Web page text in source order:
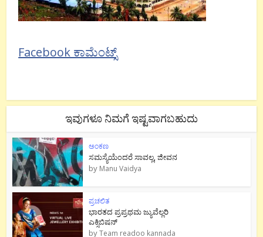
Facebook ಕಾಮೆಂಟ್ಸ್
ಇವುಗಳೂ ನಿಮಗೆ ಇಷ್ಟವಾಗಬಹುದು
ಅಂಕಣ
ಸಮಸ್ಯೆಯೆಂದರೆ ಸಾವಲ್ಲ, ಜೀವನ
by Manu Vaidya
ಪ್ರಚಲಿತ
ಭಾರತದ ಪ್ರಪ್ರಥಮ ಜ್ಯುವೆಲ್ಲರಿ
ಎಕ್ಸಿಬಿಷನ್
byTeam readoo kannada